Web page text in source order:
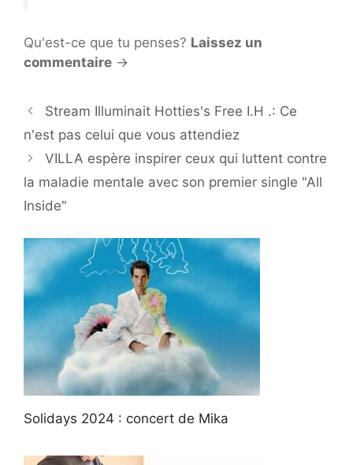
Qu'est-ce que tu penses? Laissez un
commentaire →
Stream Illuminait Hotties's Free I.H .: Ce
n'est pas celui que vous attendiez
VILLA espère inspirer ceux qui luttent contre
la maladie mentale avec son premier single "All
Inside"
Solidays 2024 : concert de Mika